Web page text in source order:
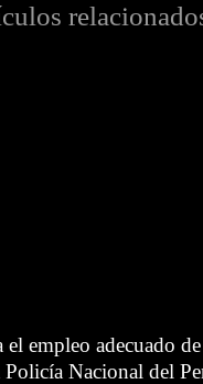
el empleo adecuado
Policía Nacional del